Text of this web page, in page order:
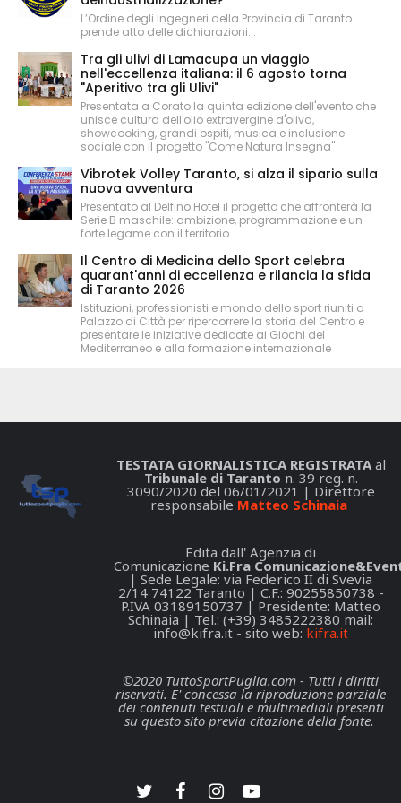
L’Ordine degli Ingegneri della Provincia di Taranto
prende atto delle dichiarazioni...
Tra gli ulivi di Lamacupa un viaggio
nell'eccellenza italiana: il 6 agosto torna
"Aperitivo tra gli Ulivi"
Presentata a Corato la quinta edizione dell'evento che
unisce cultura dell'olio extravergine d'oliva,
showcooking, grandi ospiti, musica e inclusione
sociale con il progetto "Come Natura Insegna"
Vibrotek Volley Taranto, si alza il sipario sulla
nuova avventura
Presentato al Delfino Hotel il progetto che affronterà la
Serie B maschile: ambizione, programmazione e un
forte legame con il territorio
Il Centro di Medicina dello Sport celebra
quarant'anni di eccellenza e rilancia la sfida
di Taranto 2026
Istituzioni, professionisti e mondo dello sport riuniti a
Palazzo di Città per ripercorrere la storia del Centro e
presentare le iniziative dedicate ai Giochi del
Mediterraneo e alla formazione internazionale
TESTATA GIORNALISTICA REGISTRATAal
Tribunale di Taranto n. 39 reg. n.
3090/2020 del 06/01/2021 | Direttore
responsabile Matteo Schinaia
Edita dall' Agenzia di
Comunicazione Ki.Fra
| Sede Legale: via Federico II di Svevia
2/14 74122 Taranto | C.F.: 90255850738 -
P.IVA 03189150737 | Presidente: Matteo
Schinaia | Tel.: (+39) 3485222380 mail:
info@kifra.it - sito web: kifra.it
©2020 TuttoSportPuglia.com - Tutti i diritti
riservati. E' concessa la riproduzione parziale
dei contenuti testuali e multimediali presenti
su questo sito previa citazione della fonte.